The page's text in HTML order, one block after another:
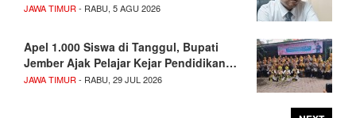
JAWA TIMUR - RABU, 5 AGU 2026
Apel 1.000 Siswa di Tanggul, Bupati
Jember Ajak Pelajar Kejar Pendidikan…
JAWA TIMUR - RABU, 29 JUL 2026